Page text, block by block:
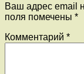
Ваш адрес email
поля помечены *
Комментарий *